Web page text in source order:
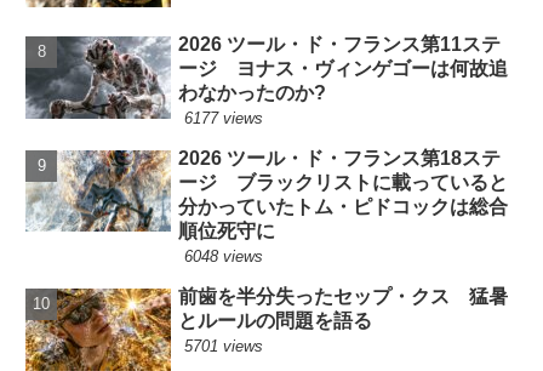
2026 ツール・ド・フランス第11ステ
ージ ヨナス・ヴィンゲゴーは何故追
わなかったのか?
6177 views
2026 ツール・ド・フランス第18ステ
ージ ブラックリストに載っていると
分かっていたトム・ピドコックは総合
順位死守に
6048 views
前歯を半分失ったセップ・クス 猛暑
とルールの問題を語る
5701 views